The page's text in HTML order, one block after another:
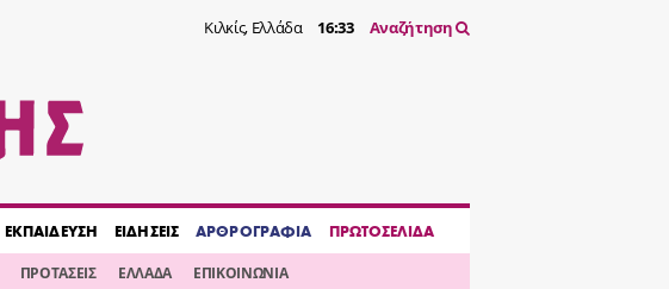
Κιλκίς, Ελλάδα 16:33 Αναζήτηση
ΕΚΠΑΙΔΕΥΣΗ ΕΙΔΗΣΕΙΣ ΑΡΘΡΟΓΡΑΦΙΑ ΠΡΩΤΟΣΕΛΙΔΑ
ΠΡΟΤΑΣΕΙΣ ΕΛΛΑΔΑ ΕΠΙΚΟΙΝΩΝΙΑ